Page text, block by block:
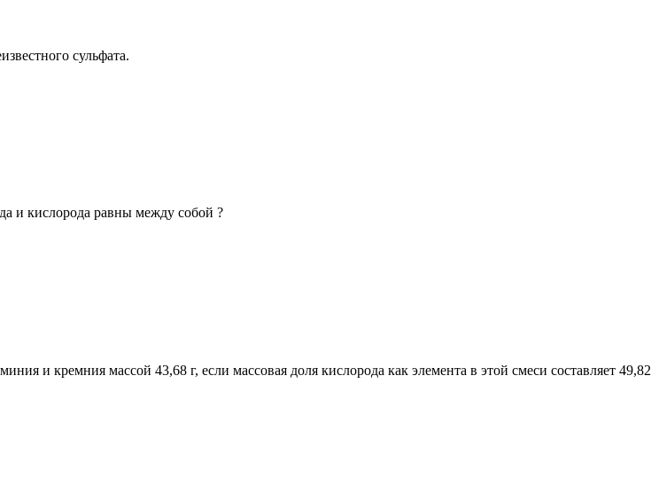
сульфата.
и кислорода равны между собой ?
и кремния массой 43,68 г, если массовая доля кислорода как элемента в этой смеси составляет 49,82